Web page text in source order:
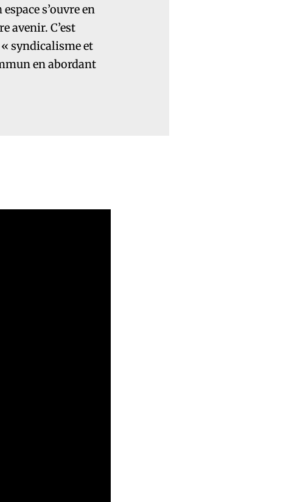
s’ouvre en
avenir. C’est
syndicalisme et
en abordant